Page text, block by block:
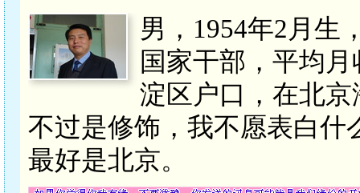
男，1954年2月生
国家干部，平均
淀区户口，在北
不过是修饰，我不愿表白什
最好是北京。